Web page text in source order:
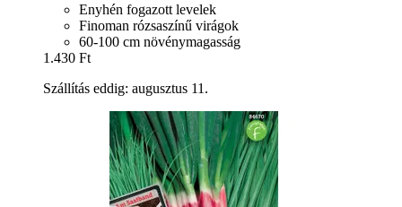
Enyhén fogazott levelek
Finoman rózsaszínű virágok
60-100 cm növénymagasság
1.430 Ft
Szállítás eddig: augusztus 11.